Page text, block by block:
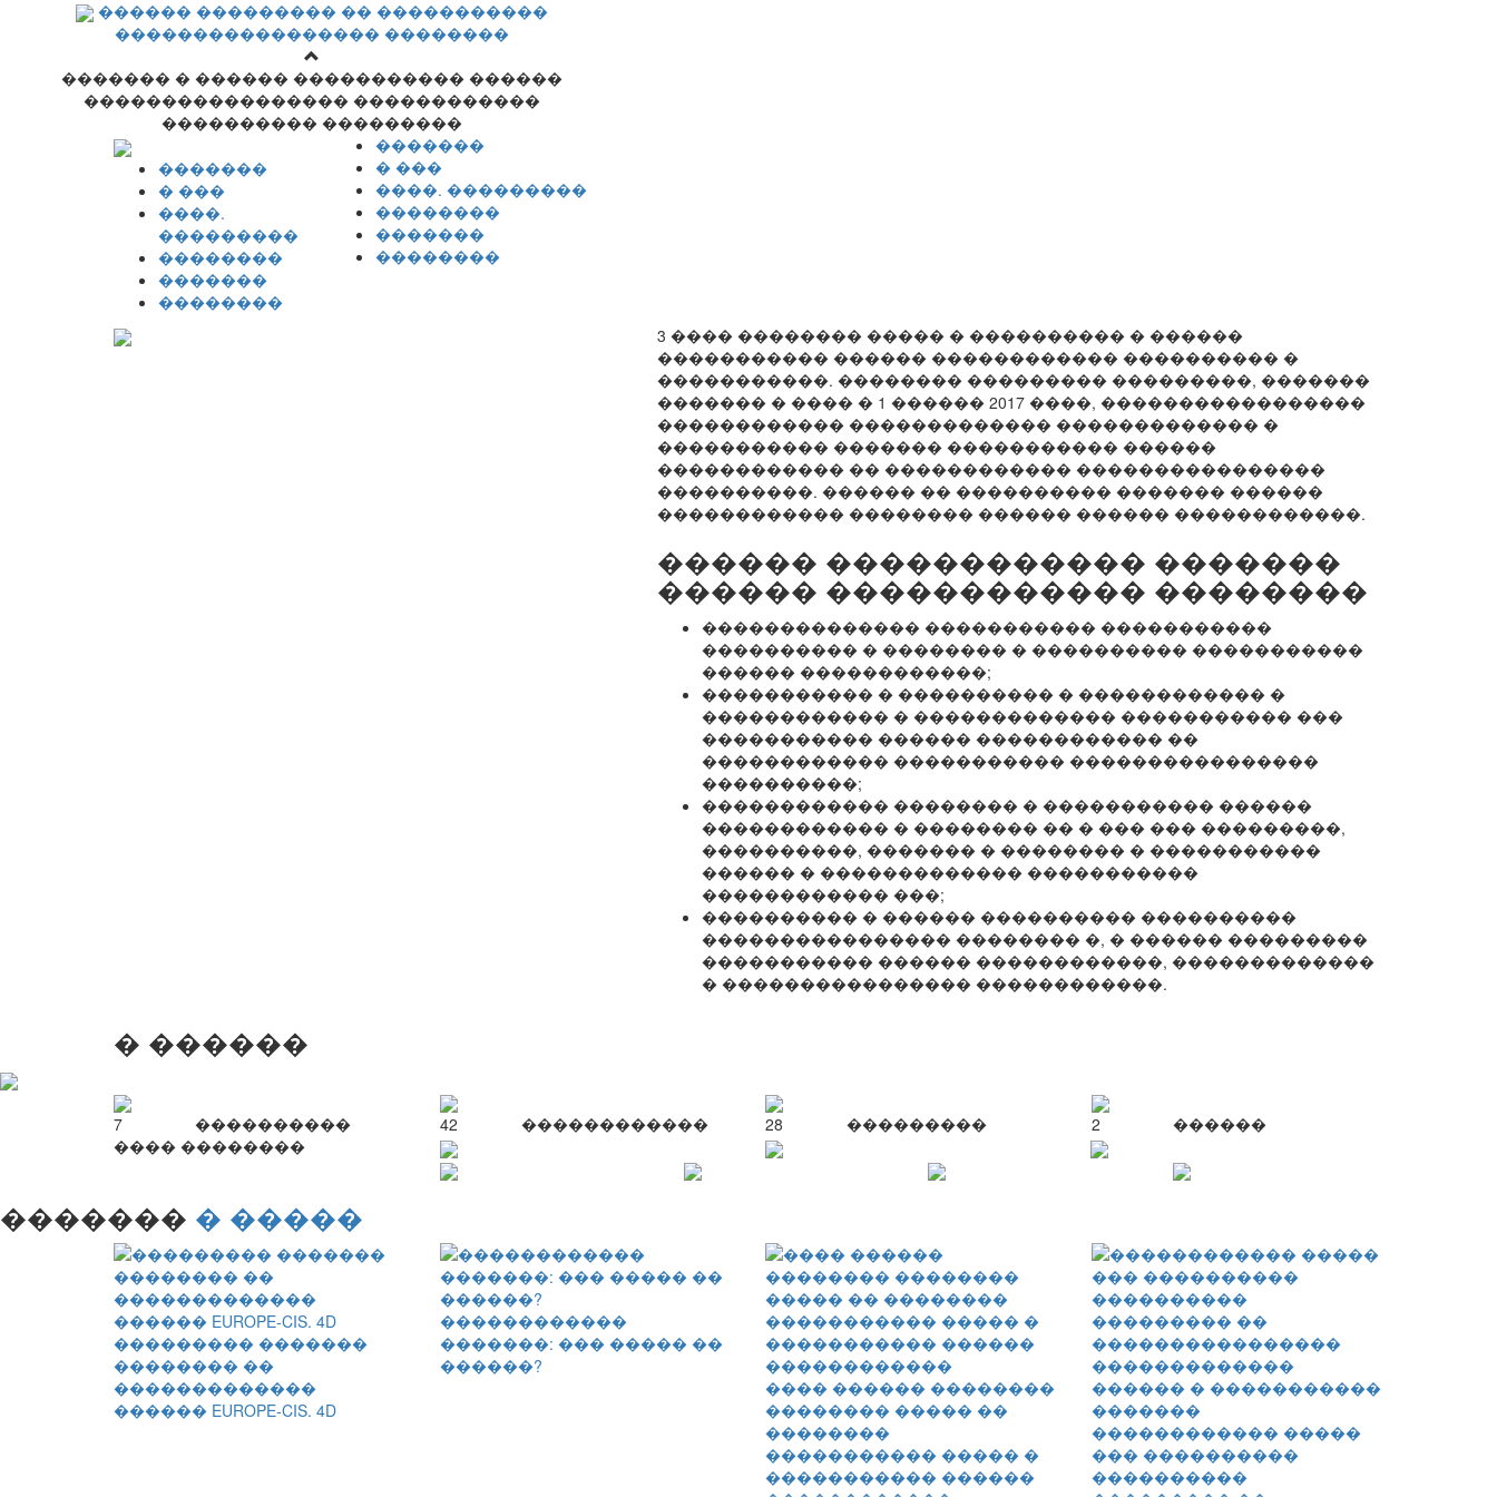
������ ��������� �� �����������
����������������� ��������
������� � ������ ����������� ������
����������������� ������������
���������� ���������
�������
� ���
����.
���������
��������
�������
��������
�������
� ���
����. ���������
��������
�������
��������
3 ���� �������� ����� � ���������� � ������
����������� ������ ������������ ���������� �
�����������. �������� ��������� ���������, �������
������� � ���� � 1 ������ 2017 ����, �����������������
������������ ������������� ������������� �
����������� ������� ����������� ������
������������ �� ������������ ����������������
����������. ������ �� ���������� ������� ������
������������ �������� ������ ������ ������������.
������ ������������ �������
������ ������������ ��������
�������������� ����������� �����������
���������� � �������� � ���������� �����������
������ ������������;
����������� � ���������� � ������������ �
������������ � ������������� ����������� ���
����������� ������ ������������ ��
������������ ����������� ����������������
����������;
������������ �������� � ����������� ������
������������ � �������� �� � ��� ��� ���������,
����������, ������� � �������� � �����������
������ � ������������� �����������
������������ ���;
���������� � ������ ���������� ����������
���������������� �������� �, � ������ ���������
����������� ������ ������������, �������������
� ���������������� ������������.
� ������
7 ���������� 42 ������������ 28 ��������� 2
������
���� ��������
������� � �����
��������� �������
�������� ��
�������������
������ EUROPE-CIS. 4D
������������
�������: ��� ����� ��
������?
���� ������ ��������
�������� ����� ��
��������
����������� ����� �
����������� ������
������������ �����
��� ����������
����������